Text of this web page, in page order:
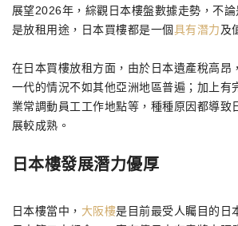
展望2026年，綜觀日本樓盤數據走勢，不
是放租用途，日本買樓都是一個具有潛力及
在日本買樓放租方面，由於日本遺產稅高昂
一代的情況不如其他亞洲地區普遍；加上有
業常調動員工工作地點等，種種原因都導致
展較成熟。
日本樓發展潛力優厚
日本樓當中， 大阪樓是目前最受人矚目的日